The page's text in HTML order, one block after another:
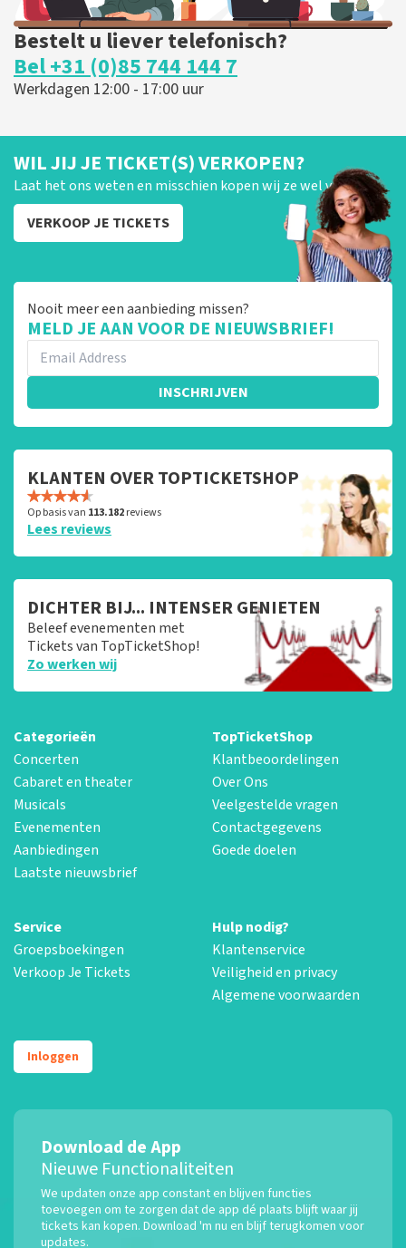
Bestelt u liever telefonisch?
Bel +31 (0)85 744 144 7
Werkdagen 12:00 - 17:00 uur
WIL JIJ JE TICKET(S) VERKOPEN?
Laat het ons weten en misschien kopen wij ze wel van je!
VERKOOP JE TICKETS
Nooit meer een aanbieding missen?
MELD JE AAN VOOR DE NIEUWSBRIEF!
INSCHRIJVEN
KLANTEN OVER TOPTICKETSHOP
Op basis van 113.182reviews
Lees reviews
DICHTER BIJ... INTENSER GENIETEN
Beleef evenementen met
Tickets van TopTicketShop!
Zo werken wij
Categorieën
Concerten
Cabaret en theater
Musicals
Evenementen
Aanbiedingen
Laatste nieuwsbrief
TopTicketShop
Klantbeoordelingen
Over Ons
Veelgestelde vragen
Contactgegevens
Goede doelen
Service
Groepsboekingen
Verkoop Je Tickets
Hulp nodig?
Klantenservice
Veiligheid en privacy
Algemene voorwaarden
Inloggen
Download de App
Nieuwe Functionaliteiten
We updaten onze app constant en blijven functies
toevoegen om te zorgen dat de app dé plaats blijft waar jij
tickets kan kopen. Download 'm nu en blijf terugkomen voor
updates.